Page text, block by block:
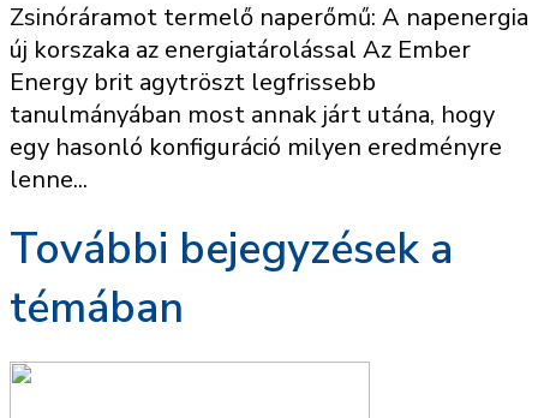
Zsinóráramot termelő naperőmű: A napenergia
új korszaka az energiatárolással Az Ember
Energy brit agytröszt legfrissebb
tanulmányában most annak járt utána, hogy
egy hasonló konfiguráció milyen eredményre
lenne...
További bejegyzések a
témában